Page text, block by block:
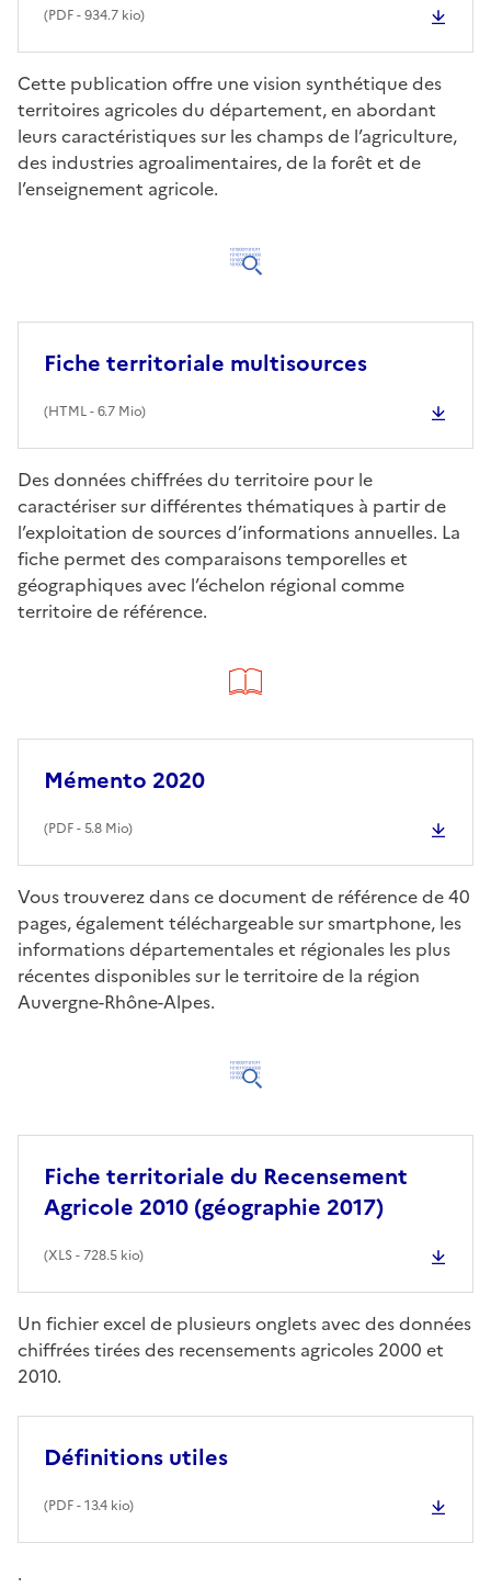
(PDF- 934.7 kio)
Cette publication offre une vision synthétique des
territoires agricoles du département, en abordant
leurs caractéristiques sur les champs de l’agriculture,
des industries agroalimentaires, de la forêt et de
l’enseignement agricole.
Fiche territoriale multisources
(HTML- 6.7 Mio)
Des données chiffrées du territoire pour le
caractériser sur différentes thématiques à partir de
l’exploitation de sources d’informations annuelles. La
fiche permet des comparaisons temporelles et
géographiques avec l’échelon régional comme
territoire de référence.
Mémento 2020
(PDF- 5.8 Mio)
Vous trouverez dans ce document de référence de 40
pages, également téléchargeable sur smartphone, les
informations départementales et régionales les plus
récentes disponibles sur le territoire de la région
Auvergne-Rhône-Alpes.
Fiche territoriale du Recensement
Agricole 2010 (géographie 2017)
(XLS - 728.5 kio)
Un fichier excel de plusieurs onglets avec des données
chiffrées tirées des recensements agricoles 2000 et
2010.
Définitions utiles
(PDF- 13.4 kio)
.